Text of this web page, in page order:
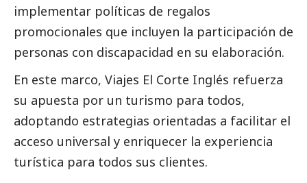
implementar políticas de regalos
promocionales que incluyen la participación de
personas con discapacidad en su elaboración.
En este marco, Viajes El Corte Inglés refuerza
su apuesta por un turismo para todos,
adoptando estrategias orientadas a facilitar el
acceso universal y enriquecer la experiencia
turística para todos sus clientes.